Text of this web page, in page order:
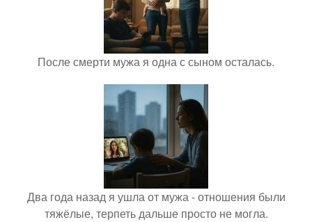
После смерти мужа я одна с сыном осталась.
Два года назад я ушла от мужа - отношения были
тяжёлые, терпеть дальше просто не могла.